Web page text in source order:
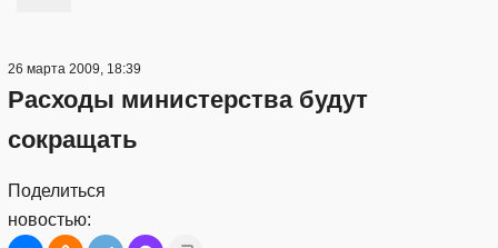
26 марта 2009, 18:39
Расходы министерства будут
сокращать
Поделиться
новостью: